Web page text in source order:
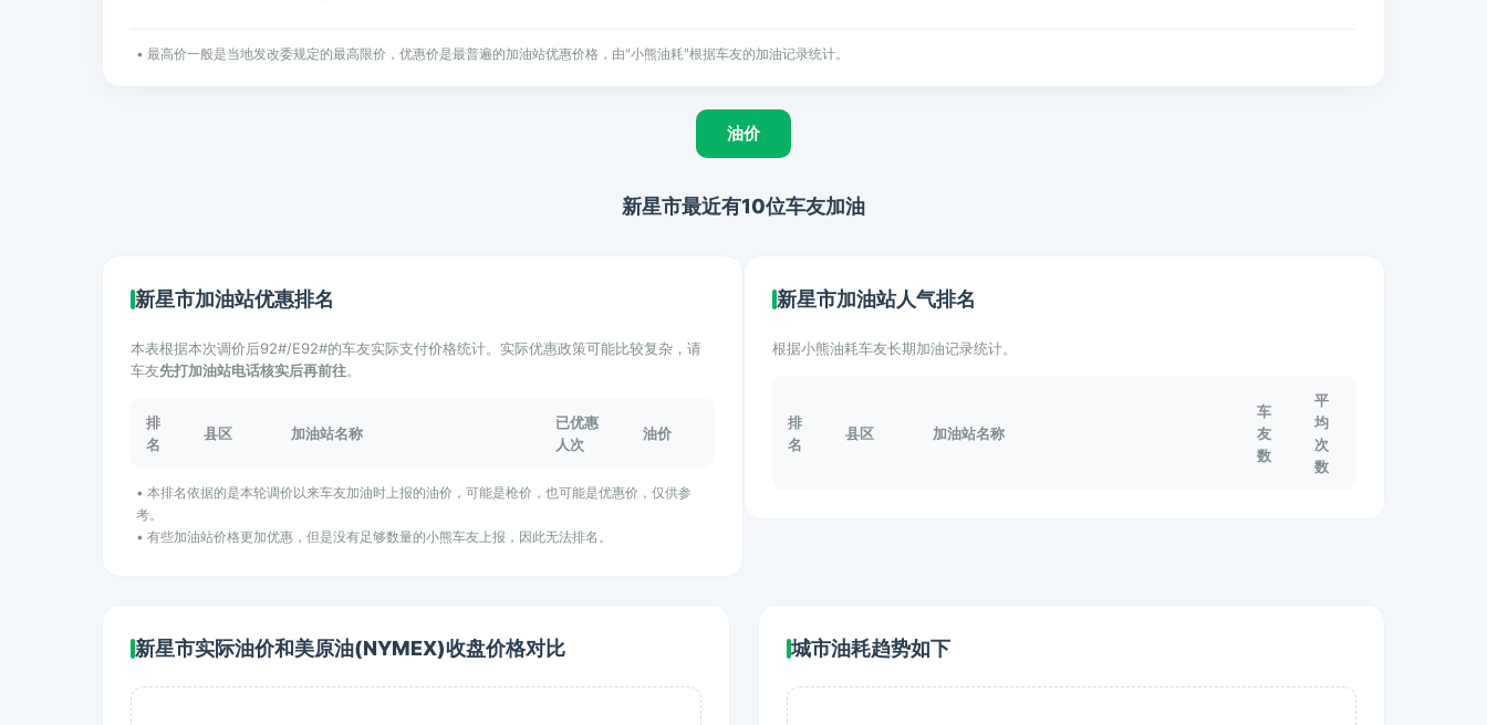
• 最高价一般是当地发改委规定的最高限价，优惠价是最普遍的加油站优惠价格，由"小熊油耗"根据车友的加油记录统计。
油价
新星市最近有10位车友加油
新星市加油站优惠排名
本表根据本次调价后92#/E92#的车友实际支付价格统计。实际优惠政策可能比较复杂，请
车友先打加油站电话核实后再前往。
排
名
县区 加油站名称
已优惠
人次
油价
• 本排名依据的是本轮调价以来车友加油时上报的油价，可能是枪价，也可能是优惠价，仅供参
考。
• 有些加油站价格更加优惠，但是没有足够数量的小熊车友上报，因此无法排名。
新星市加油站人气排名
根据小熊油耗车友长期加油记录统计。
排
名
县区 加油站名称
车
友
数
平
均
次
数
新星市实际油价和美原油(NYMEX)收盘价格对比 城市油耗趋势如下